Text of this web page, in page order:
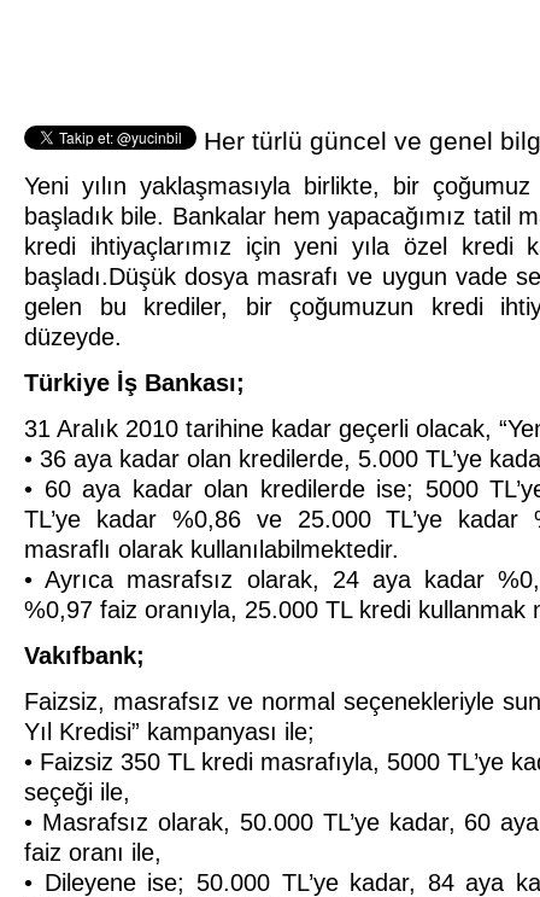
Her türlü güncel ve genel
Yeni yılın yaklaşmasıyla birlikte, bir
başladık bile. Bankalar hem yapacağımız tatil
kredi ihtiyaçlarımız için yeni yıla özel kredi
başladı.Düşük dosya masrafı ve uygun vade
gelen bu krediler, bir çoğumuzun kredi
düzeyde.
Türkiye İş Bankası;
31 Aralık 2010 tarihine kadar geçerli olacak,
• 36 aya kadar olan kredilerde, 5.000 TL’ye
• 60 aya kadar olan kredilerde ise; 5000
TL’ye kadar %0,86 ve 25.000 TL’ye kadar
masraflı olarak kullanılabilmektedir.
• Ayrıca masrafsız olarak, 24 aya kadar
%0,97 faiz oranıyla, 25.000 TL kredi kullanmak
Vakıfbank;
Faizsiz, masrafsız ve normal seçenekleriyle
Yıl Kredisi” kampanyası ile;
• Faizsiz 350 TL kredi masrafıyla, 5000 TL’ye
seçeği ile,
• Masrafsız olarak, 50.000 TL’ye kadar, 60
faiz oranı ile,
• Dileyene ise; 50.000 TL’ye kadar, 84 aya